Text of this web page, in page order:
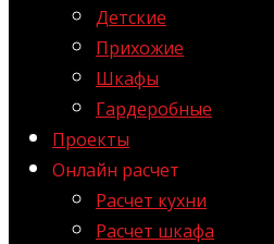
Детские
Прихожие
Шкафы
Гардеробные
Проекты
Онлайн расчет
Расчет кухни
Расчет шкафа